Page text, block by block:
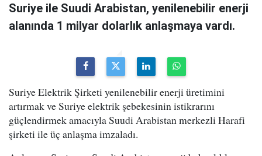
Suriye ile Suudi Arabistan, yenilenebilir enerji
alanında 1 milyar dolarlık anlaşmaya vardı.
Suriye Elektrik Şirketi yenilenebilir enerji üretimini
artırmak ve Suriye elektrik şebekesinin istikrarını
güçlendirmek amacıyla Suudi Arabistan merkezli Harafi
şirketi ile üç anlaşma imzaladı.